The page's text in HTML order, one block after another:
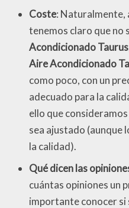
Coste: Naturalmente,
tenemos claro que no
Acondicionado Taurus
Aire Acondicionado
como poco, con un
adecuado para la
ello que
sea ajustado (aunque
la calidad).
Qué dicen las
cuántas opiniones un
importante conocer si